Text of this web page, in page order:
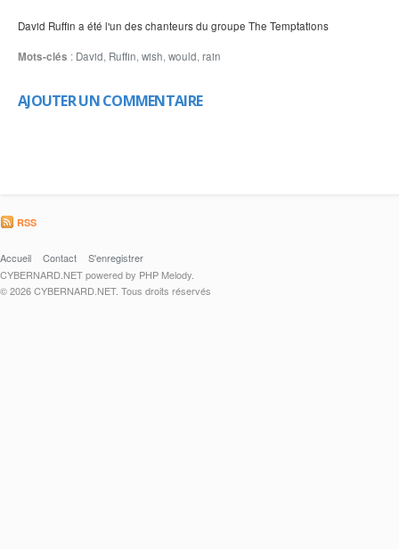
David Ruffin a été l'un des chanteurs du groupe The Temptations
Mots-clés : David, Ruffin, wish, would, rain
AJOUTER UN COMMENTAIRE
RSS
Accueil Contact
S'enregistrer
CYBERNARD.NET powered by PHP Melody.
© 2026 CYBERNARD.NET. Tous droits réservés